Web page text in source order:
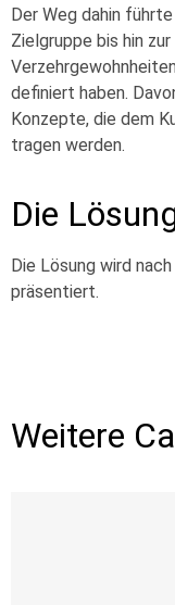
Der Weg dahin
Zielgruppe bis hin
definiert haben.
Konzepte, die dem
tragen werden.
Die
Die Lösung wird
präsentiert.
Weitere